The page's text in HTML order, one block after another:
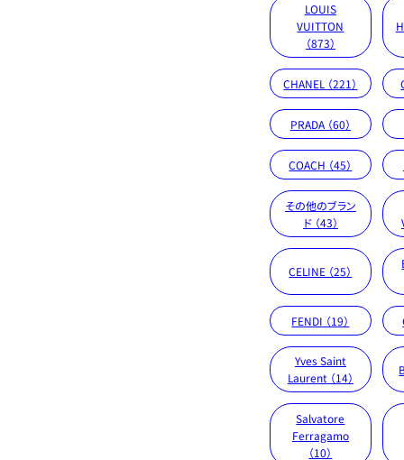
LOUIS
VUITTON
（873）
CHANEL （221）
PRADA （60）
COACH （45）
その他のブラン
ド （43）
CELINE （25）
FENDI （19）
Yves Saint
Laurent （14）
Salvatore
Ferragamo
（10）